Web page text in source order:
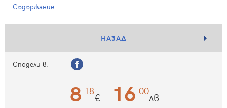
Съдържание
НАЗАД
Сподели в:
8 .18€ 16 .00лв.